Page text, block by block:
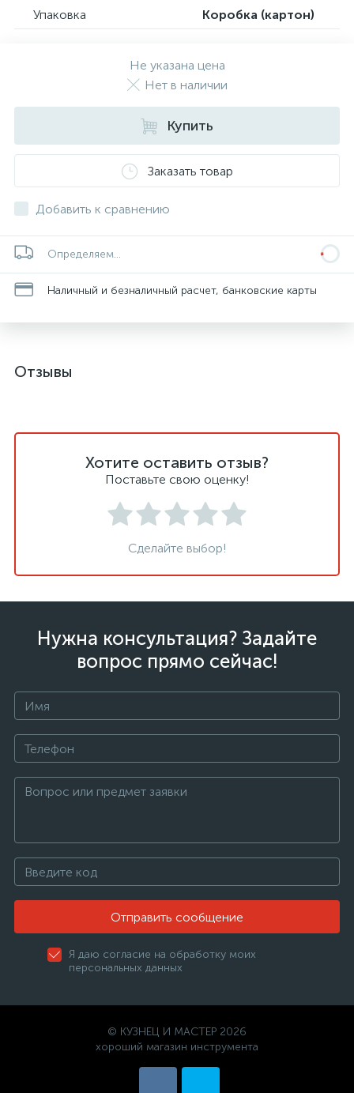
Упаковка
Коробка (картон)
Не указана цена
Нет в наличии
Купить
Заказать товар
Добавить к сравнению
Определяем...
Наличный и безналичный расчет, банковские карты
Отзывы
Хотите оставить отзыв?
Поставьте свою оценку!
Сделайте выбор!
Нужна консультация? Задайте
вопрос прямо сейчас!
Отправить сообщение
Я даю согласие на обработку моих
персональных данных
© КУЗНЕЦ И МАСТЕР 2026
хороший магазин инструмента